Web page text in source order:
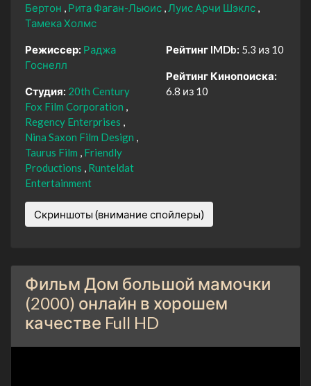
Бертон
Рита Фаган-Льюис Луис Арчи Шэклс
Тамека Холмс
Режиссер: Раджа
Госнелл
Студия: 20th Century
Fox Film Corporation
Regency Enterprises
Nina Saxon Film Design
Taurus Film
Friendly
Productions
Runteldat
Entertainment
Рейтинг IMDb: 5.3 из 10
Рейтинг Кинопоиска:
6.8 из 10
Скриншоты (внимание спойлеры)
Фильм Дом большой мамочки
(2000) онлайн в хорошем
качестве Full HD